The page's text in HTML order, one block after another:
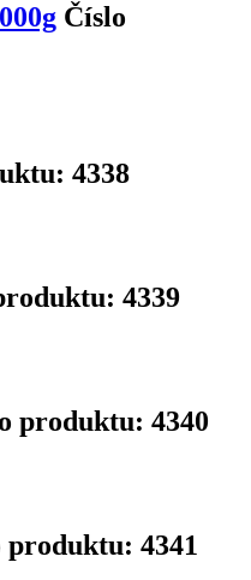
Číslo
4338
4339
produktu: 4340
produktu: 4341